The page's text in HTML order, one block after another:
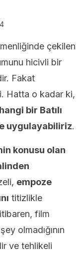
çekilen
hicivli bir
Fakat
Hatta o kadar ki,
bir Batılı
uygulayabiliriz.
konusu olan
empoze
titizlikle
film
olmadığının
ve tehlikeli